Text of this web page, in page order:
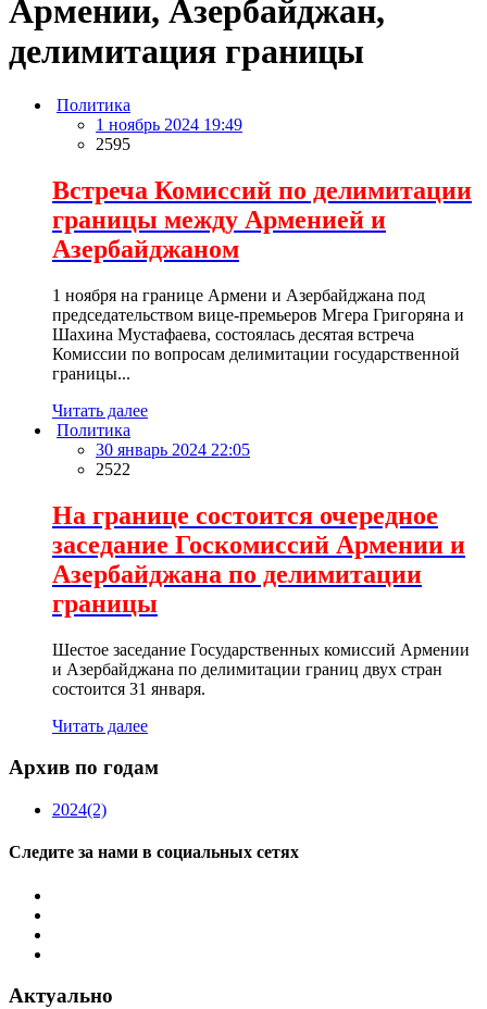
Армении, Азербайджан,
делимитация границы
Политика
1 ноябрь 2024 19:49
2595
Встреча Комиссий по делимитации
границы между Арменией и
Азербайджаном
1 ноября на границе Армени и Азербайджана под
председательством вице-премьеров Мгера Григоряна и
Шахина Мустафаева, состоялась десятая встреча
Комиссии по вопросам делимитации государственной
границы...
Читать далее
Политика
30 январь 2024 22:05
2522
На границе состоится очередное
заседание Госкомиссий Армении и
Азербайджана по делимитации
границы
Шестое заседание Государственных комиссий Армении
и Азербайджана по делимитации границ двух стран
состоится 31 января.
Читать далее
Архив по годам
2024(2)
Следите за нами в социальных сетях
Актуально